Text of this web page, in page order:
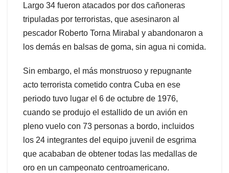
Largo 34 fueron atacados por dos cañoneras
tripuladas por terroristas, que asesinaron al
pescador Roberto Torna Mirabal y abandonaron a
los demás en balsas de goma, sin agua ni comida.
Sin embargo, el más monstruoso y repugnante
acto terrorista cometido contra Cuba en ese
periodo tuvo lugar el 6 de octubre de 1976,
cuando se produjo el estallido de un avión en
pleno vuelo con 73 personas a bordo, incluidos
los 24 integrantes del equipo juvenil de esgrima
que acababan de obtener todas las medallas de
oro en un campeonato centroamericano.